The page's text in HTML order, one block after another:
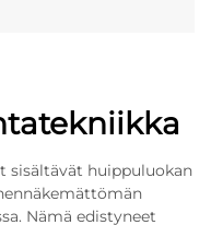
sisältävät huippuluokan
Nämä edistyneet